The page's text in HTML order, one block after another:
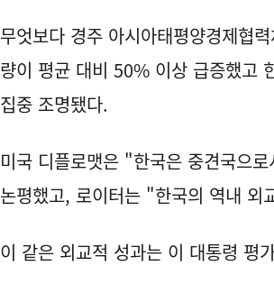
무엇보다 경주 아시아태평양경제협
량이 평균 대비 50% 이상 급증했고
집중 조명됐다.
미국 디플로맷은 "한국은 중견국으
논평했고, 로이터는 "한국의 역내
이 같은 외교적 성과는 이 대통령 평